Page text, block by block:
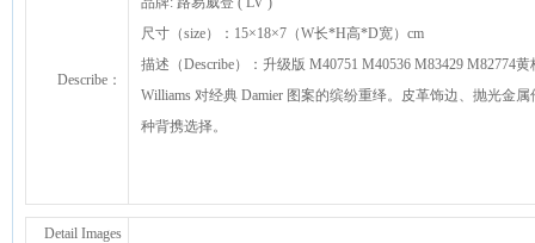
Describe：
尺寸（size）：15×18×7（W长*H高*D宽）cm
描述（Describe）：升级版 M40751 M40536 M83429 M82774
Williams 对经典 Damier 图案的缤纷重绎。皮革饰边、抛光金
种背携选择。
Detail Images